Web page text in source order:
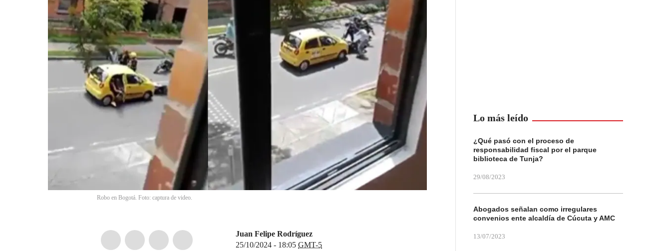
Robo en Bogotá. Foto: captura de video.
Juan Felipe Rodríguez
25/10/2024 - 18:05 GMT-5
Lo más leído
¿Qué pasó con el proceso de
responsabilidad fiscal por el parque
biblioteca de Tunja?
29/08/2023
Abogados señalan como irregulares
convenios ente alcaldía de Cúcuta y AMC
13/07/2023